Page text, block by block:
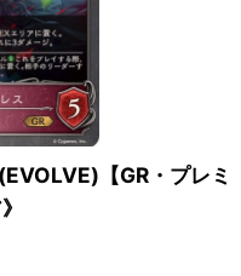
【GR・プレミ